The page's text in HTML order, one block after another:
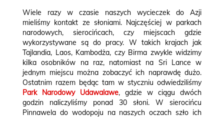
Wiele razy w czasie naszych wycieczek do Azji
mieliśmy kontakt ze słoniami. Najczęściej w parkach
narodowych, sierocińcach, czy miejscach gdzie
wykorzystywane są do pracy. W takich krajach jak
Tajlandia, Laos, Kambodża, czy Birma zwykle widzimy
kilka osobników na raz, natomiast na Sri Lance w
jednym miejscu można zobaczyć ich naprawdę dużo.
Ostatnim razem będąc tam w styczniu odwiedziliśmy
Park Narodowy Udawalawe, gdzie w ciągu dwóch
godzin naliczyliśmy ponad 30 słoni. W sierocińcu
Pinnawela do wodopoju na naszych oczach szło ich